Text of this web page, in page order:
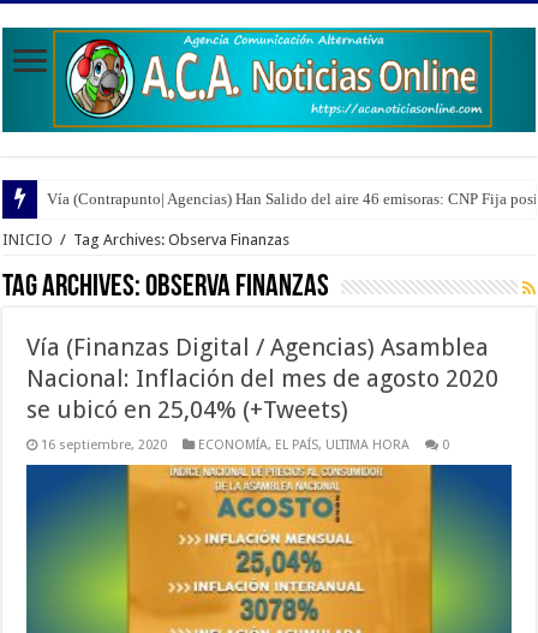
Vía (Contrapunto| Agencias) Han Salido del aire 46 emisoras: CNP Fija
INICIO / Tag Archives: Observa Finanzas
Tag Archives:Observa Finanzas
Vía (Finanzas Digital / Agencias) Asamblea
Nacional: Inflación del mes de agosto 2020
se ubicó en 25,04% (+Tweets)
16 septiembre, 2020 ECONOMÍA, EL PAÍS, ULTIMA HORA 0